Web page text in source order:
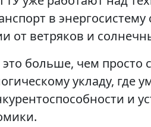
в
от ветряков и
больше, чем просто
укладу, где
и